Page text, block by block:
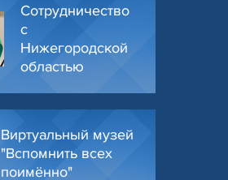
Сотрудничество
с
Нижегородской
областью
Виртуальный музей
"Вспомнить всех
поимённо"